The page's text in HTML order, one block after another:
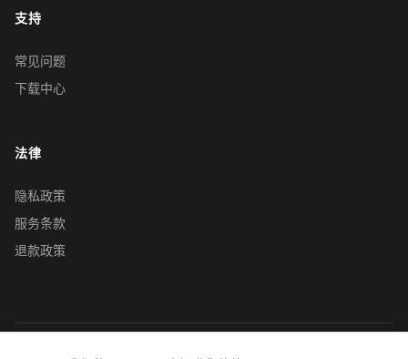
支持
常见问题
下载中心
法律
隐私政策
服务条款
退款政策